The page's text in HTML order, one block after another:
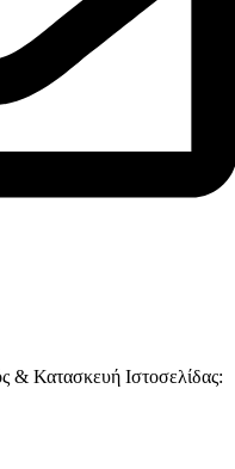
& Κατασκευή Ιστοσελίδας: